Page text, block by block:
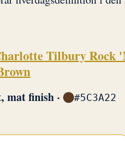
Tilbury Rock
mat finish · #5C3A22